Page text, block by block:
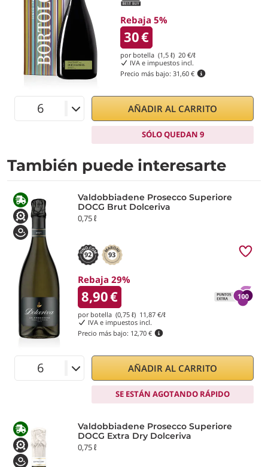
Rebaja 5%
30€
por botella (1,5 ℓ) 20€/ℓ
IVA e impuestos incl.
Precio más bajo: 31,60 €
AÑADIR AL CARRITO
SÓLO QUEDAN 9
También puede interesarte
Valdobbiadene Prosecco Superiore
DOCG Brut Dolceriva
0,75 ℓ
92 93
Rebaja 29%
8,90€
por botella (0,75 ℓ) 11,87 €/ℓ
IVA e impuestos incl.
Precio más bajo: 12,70 €
AÑADIR AL CARRITO
SE ESTÁN AGOTANDO RÁPIDO
Valdobbiadene Prosecco Superiore
DOCG Extra Dry Dolceriva
0,75 ℓ